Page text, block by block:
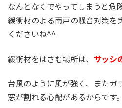
なんとなくでやってしまうと危
緩衝材のよる雨戸の騒音対策を
くださいね^^
緩衝材をはさむ場所は、 サッシ
台風のように風が強く、またガ
窓が割れる心配があるからです。